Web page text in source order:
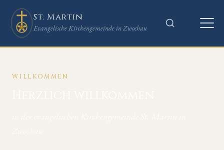
St. Martin
Evangelische Kirchengemeinde in Zwochau
WILLKOMMEN